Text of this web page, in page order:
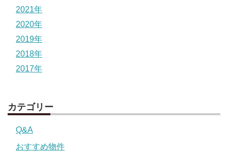
2021年
2020年
2019年
2018年
2017年
カテゴリー
Q&A
おすすめ物件